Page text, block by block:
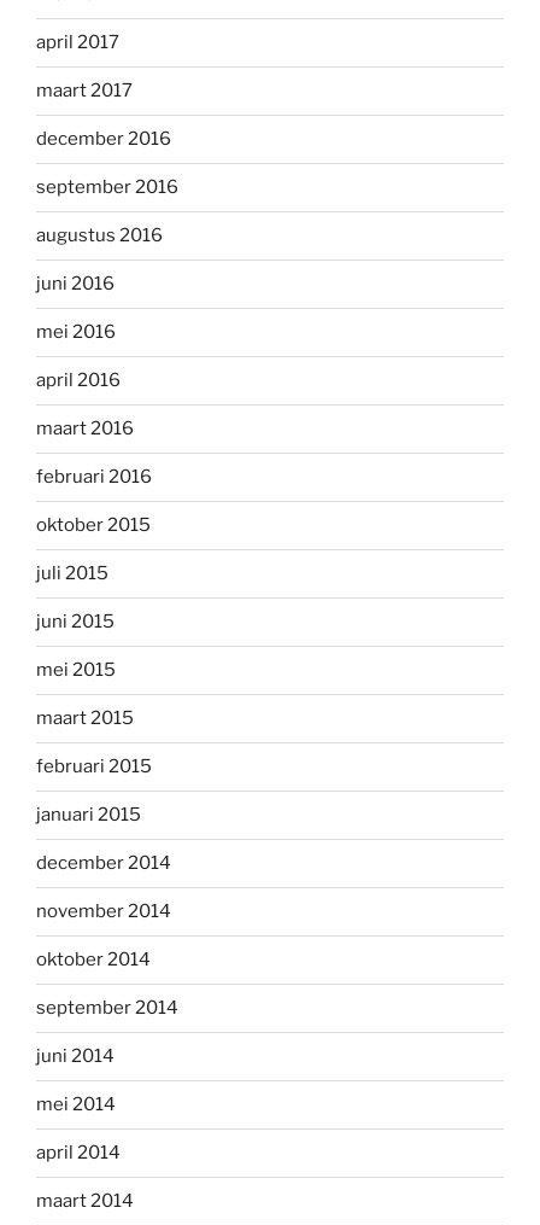
april 2017
maart 2017
december 2016
september 2016
augustus 2016
juni 2016
mei 2016
april 2016
maart 2016
februari 2016
oktober 2015
juli 2015
juni 2015
mei 2015
maart 2015
februari 2015
januari 2015
december 2014
november 2014
oktober 2014
september 2014
juni 2014
mei 2014
april 2014
maart 2014